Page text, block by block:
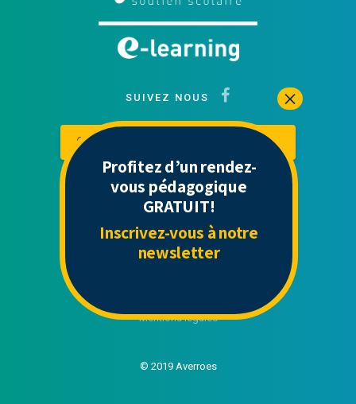
SUIVEZ NOUS
Contactez-nous Mon espace
Liens Utiles
Contact
Mentions légales
© 2019 Averroes
Profitez d’un rendez-
vous pédagogique
GRATUIT!
Inscrivez-vous à notre
newsletter